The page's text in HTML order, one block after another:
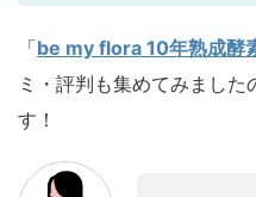
「be my flora 10年熟成酵
ミ・評判も集めてみました
す！